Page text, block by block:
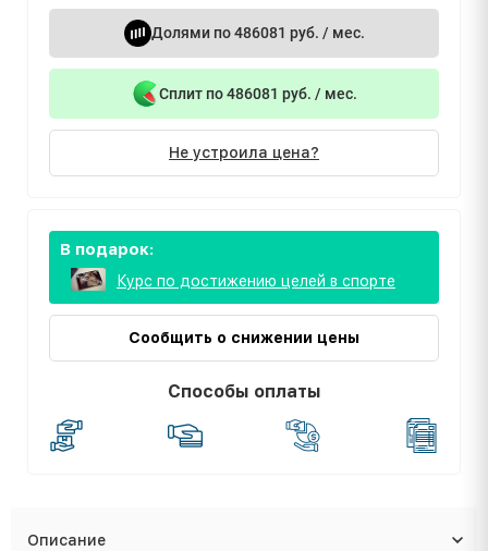
Долями по 486081 руб. / мес.
Сплит по 486081 руб. / мес.
Не устроила цена?
В подарок:
Курс по достижению целей в спорте
Сообщить о снижении цены
Способы оплаты
Описание